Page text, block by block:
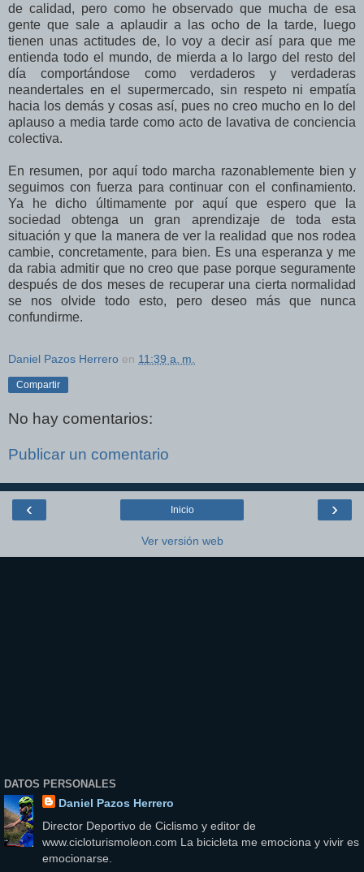
de calidad, pero como he observado que mucha de esa
gente que sale a aplaudir a las ocho de la tarde, luego
tienen unas actitudes de, lo voy a decir así para que me
entienda todo el mundo, de mierda a lo largo del resto del
día comportándose como verdaderos y verdaderas
neandertales en el supermercado, sin respeto ni empatía
hacia los demás y cosas así, pues no creo mucho en lo del
aplauso a media tarde como acto de lavativa de conciencia
colectiva.
En resumen, por aquí todo marcha razonablemente bien y
seguimos con fuerza para continuar con el confinamiento.
Ya he dicho últimamente por aquí que espero que la
sociedad obtenga un gran aprendizaje de toda esta
situación y que la manera de ver la realidad que nos rodea
cambie, concretamente, para bien. Es una esperanza y me
da rabia admitir que no creo que pase porque seguramente
después de dos meses de recuperar una cierta normalidad
se nos olvide todo esto, pero deseo más que nunca
confundirme.
Daniel Pazos Herrero en 11:39 a. m.
Compartir
No hay comentarios:
Publicar un comentario
‹ ›
Inicio
Ver versión web
DATOS PERSONALES
Daniel Pazos Herrero
Director Deportivo de Ciclismo y editor de
www.cicloturismoleon.com La bicicleta me emociona y vivir es
emocionarse.